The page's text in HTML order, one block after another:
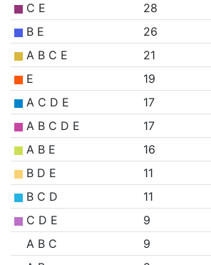
C E
28
B E
26
A B C E
21
E
19
A C D E
17
A B C D E
17
A B E
16
B D E
11
B C D
11
C D E
9
A B C
9